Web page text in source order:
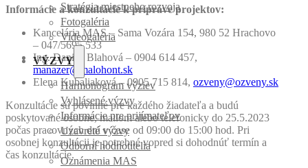
Stratégia miestneho rozvoja
Fotogaléria
Videogaléria
VÝZVY
Harmonogram výziev
Vyhlásené výzvy
Informácie pre prijímateľov
Uzavreté výzvy
Odborní hodnotitelia
Oznámenia MAS
Informácie a konzultácie k príprave projektov:
Kancelária MAS – Sama Vozára 154, 980 52 Hrachovo
– 047/5695 533
Ing. Danica Blahová – 0904 614 457,
manazer@malohont.sk
Elena Kubaliaková – 0905 715 814, ozveny@ozveny.sk
Konzultácie sú povinné pre každého žiadateľa a budú
poskytované osobne, mailom alebo telefonicky do 25.5.2023
počas pracovných dní v čase od 09:00 do 15:00 hod. Pri
osobnej konzultácii je potrebné vopred si dohodnúť termín a
čas konzultácie.